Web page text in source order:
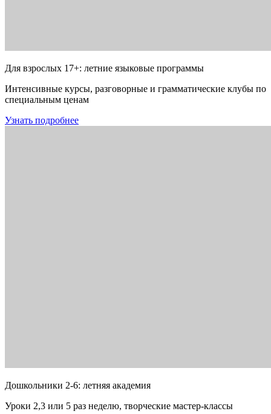
Для взрослых 17+: летние языковые программы
Интенсивные курсы, разговорные и грамматические клубы по
специальным ценам
Узнать подробнее
Дошкольники 2-6: летняя академия
Уроки 2,3 или 5 раз неделю, творческие мастер-классы